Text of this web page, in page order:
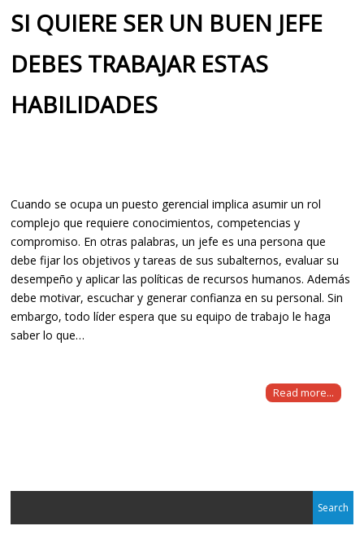
SI QUIERE SER UN BUEN JEFE
DEBES TRABAJAR ESTAS
HABILIDADES
Cuando se ocupa un puesto gerencial implica asumir un rol
complejo que requiere conocimientos, competencias y
compromiso. En otras palabras, un jefe es una persona que
debe fijar los objetivos y tareas de sus subalternos, evaluar su
desempeño y aplicar las políticas de recursos humanos. Además
debe motivar, escuchar y generar confianza en su personal. Sin
embargo, todo líder espera que su equipo de trabajo le haga
saber lo que…
Read more...